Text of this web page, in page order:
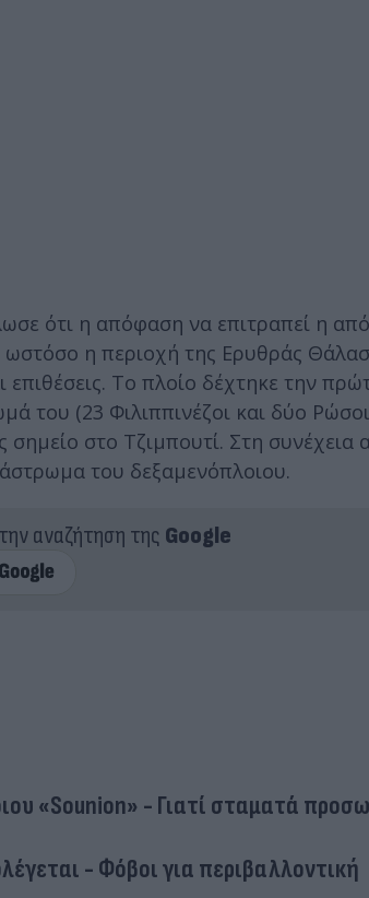
ότι η απόφαση να επιτραπεί η
ωστόσο η περιοχή της Ερυθράς
Το πλοίο δέχτηκε την
του (23 Φιλιππινέζοι και δύο
σημείο στο Τζιμπουτί. Στη
του δεξαμενόπλοιου.
αναζήτηση της Google
«Sounion» - Γιατί σταματά
- Φόβοι για περιβαλλοντική